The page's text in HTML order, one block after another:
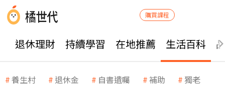
購買課程
退休理財 持續學習 在地推薦 生活百科
養生村 退休金 自書遺囑 補助 獨老